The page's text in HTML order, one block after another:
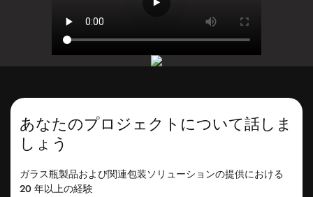
あなたのプロジェクトについて話しま
しょう
ガラス瓶製品および関連包装ソリューションの提供における
20 年以上の経験